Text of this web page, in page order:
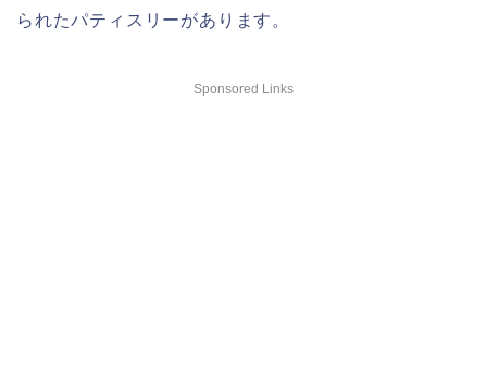
られたパティスリーがあります。
Sponsored Links